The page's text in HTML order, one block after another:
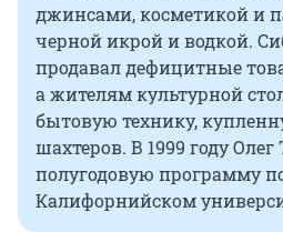
джинсами, косметикой и
черной икрой и водкой.
продавал дефицитные
а жителям культурной
бытовую технику,
шахтеров. В 1999 году
полугодовую программу
Калифорнийском